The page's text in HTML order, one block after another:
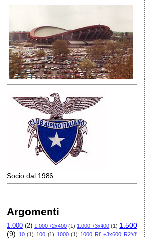
Socio dal 1986
Argomenti
1.000 (2) 1.000 +2x400 (1) 1.000 +3x400 (1) 1.500
(9)
10 (1) 100 (1) 1000 (1) 1000 R8 +3x600 R2'/8'